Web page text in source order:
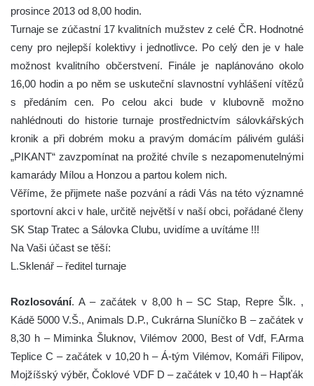
prosince 2013 od 8,00 hodin.
Turnaje se zúčastní 17 kvalitních mužstev z celé ČR. Hodnotné
ceny pro nejlepší kolektivy i jednotlivce. Po celý den je v hale
možnost kvalitního občerstvení. Finále je naplánováno okolo
16,00 hodin a po něm se uskuteční slavnostní vyhlášení vítězů
s předáním cen. Po celou akci bude v klubovně možno
nahlédnouti do historie turnaje prostřednictvím sálovkářských
kronik a při dobrém moku a pravým domácím pálivém guláši
„PIKANT“ zavzpomínat na prožité chvíle s nezapomenutelnými
kamarády Mílou a Honzou a partou kolem nich.
Věříme, že přijmete naše pozvání a rádi Vás na této významné
sportovní akci v hale, určitě největší v naší obci, pořádané členy
SK Stap Tratec a Sálovka Clubu, uvidíme a uvítáme !!!
Na Vaši účast se těší:
L.Sklenář – ředitel turnaje
Rozlosování. A – začátek v 8,00 h – SC Stap, Repre Šlk. ,
Kádě 5000 V.Š., Animals D.P., Cukrárna Sluníčko B – začátek v
8,30 h – Miminka Šluknov, Vilémov 2000, Best of Vdf, F.Arma
Teplice C – začátek v 10,20 h – Á-tým Vilémov, Komáři Filipov,
Mojžíšský výběr, Čoklové VDF D – začátek v 10,40 h – Hapťák